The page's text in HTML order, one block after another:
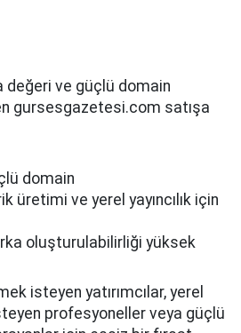
değeri ve güçlü domain
gursesgazetesi.com satışa
domain
üretimi ve yerel yayıncılık için
oluşturulabilirliği yüksek
isteyen yatırımcılar, yerel
profesyoneller veya güçlü